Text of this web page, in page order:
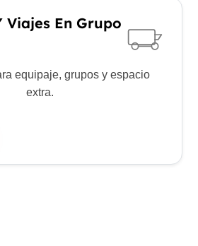
Viajes En Grupo
equipaje, grupos y espacio
extra.